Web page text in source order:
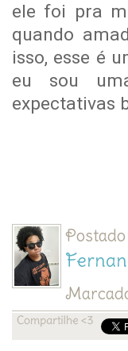
ele foi pra
quando
isso, esse é
eu sou
expectativas